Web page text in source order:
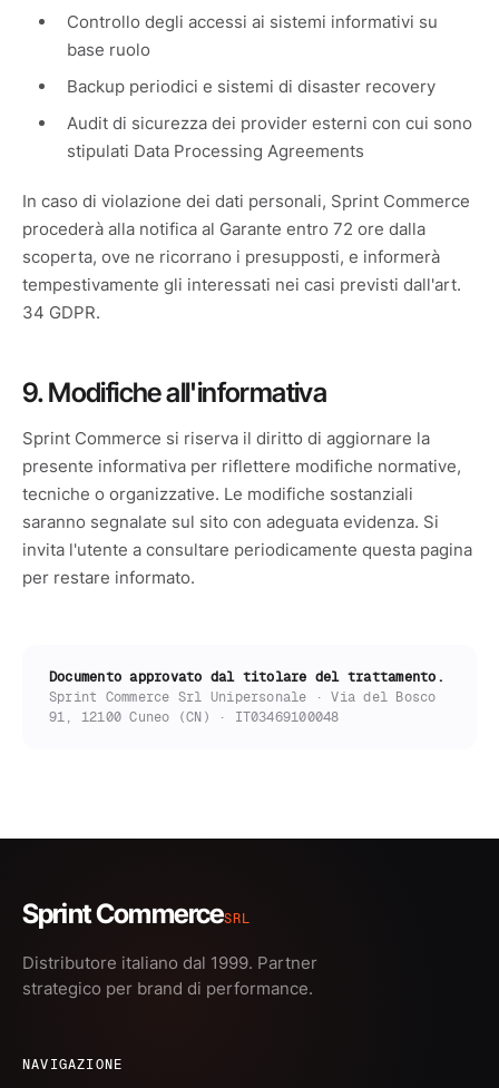
Controllo degli accessi ai sistemi informativi su
base ruolo
Backup periodici e sistemi di disaster recovery
Audit di sicurezza dei provider esterni con cui sono
stipulati Data Processing Agreements
In caso di violazione dei dati personali, Sprint Commerce
procederà alla notifica al Garante entro 72 ore dalla
scoperta, ove ne ricorrano i presupposti, e informerà
tempestivamente gli interessati nei casi previsti dall'art.
34 GDPR.
9. Modifiche all'informativa
Sprint Commerce si riserva il diritto di aggiornare la
presente informativa per riflettere modifiche normative,
tecniche o organizzative. Le modifiche sostanziali
saranno segnalate sul sito con adeguata evidenza. Si
invita l'utente a consultare periodicamente questa pagina
per restare informato.
Documento approvato dal titolare del trattamento.
Sprint Commerce Srl Unipersonale · Via del Bosco
91, 12100 Cuneo (CN) · IT03469100048
Sprint CommerceSRL
Distributore italiano dal 1999. Partner
strategico per brand di performance.
NAVIGAZIONE